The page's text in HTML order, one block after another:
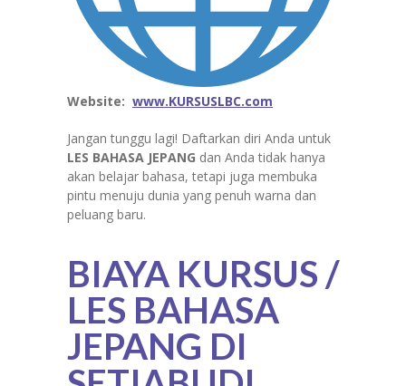
Website: www.KURSUSLBC.com
Jangan tunggu lagi! Daftarkan diri Anda untuk
LES BAHASA JEPANG dan Anda tidak hanya
akan belajar bahasa, tetapi juga membuka
pintu menuju dunia yang penuh warna dan
peluang baru.
BIAYA KURSUS /
LES BAHASA
JEPANG DI